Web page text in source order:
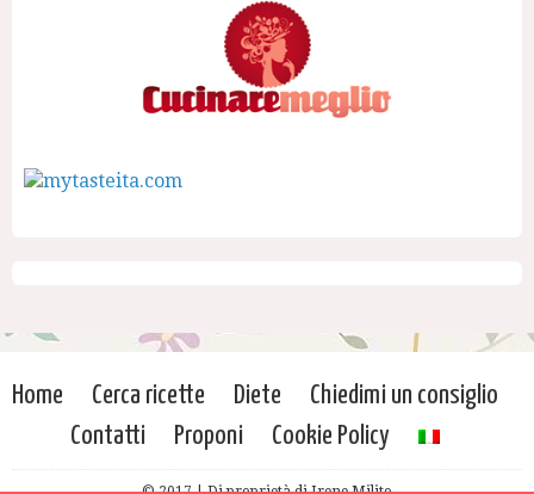
Home Cerca ricette Diete
Chiedimi un consiglio
Contatti
Proponi Cookie Policy